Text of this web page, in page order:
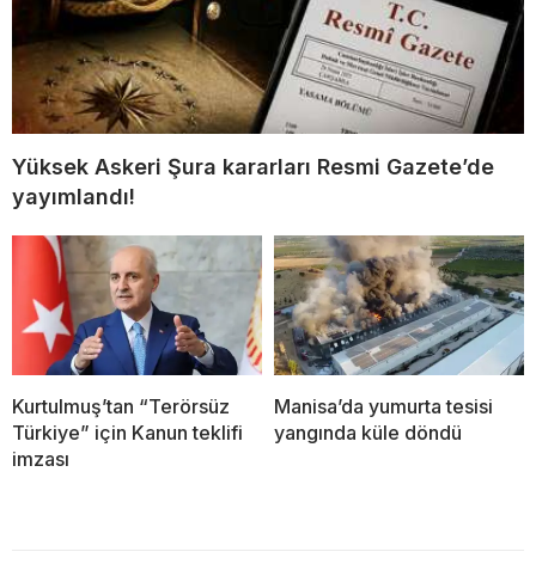
Yüksek Askeri Şura kararları Resmi Gazete’de
yayımlandı!
Kurtulmuş’tan “Terörsüz
Türkiye” için Kanun teklifi
imzası
Manisa’da yumurta tesisi
yangında küle döndü